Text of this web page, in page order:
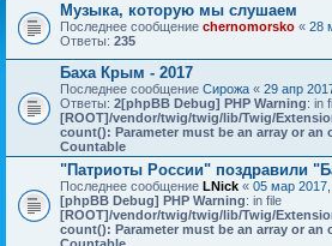
Музыка, которую мы слушаем
Последнее сообщение chernomorsko « 28
Ответы: 235
Баха Крым - 2017
Последнее сообщение Сирожа « 29 апр
Ответы: 2[phpBB Debug] PHP Warning: in
[ROOT]/vendor/twig/twig/lib/Twig/
count(): Parameter must be an array or an
Countable
"Патриоты России" поздравили
Последнее сообщение LNick « 05 мар
[phpBB Debug] PHP Warning: in file
[ROOT]/vendor/twig/twig/lib/Twig/
count(): Parameter must be an array or an